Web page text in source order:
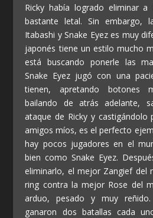
Ricky había logrado eliminar
bastante letal. Sin embargo,
Itabashi y Snake Eyez es muy
japonés tiene un estilo mucho
está buscando ponerle las
Snake Eyez jugó con una
tienen, apretando botones
bailando de atrás adelante,
ataque de Ricky y castigándolo
amigos míos, es el perfecto
hay pocos jugadores en el
bien como Snake Eyez.
eliminarlo, el mejor Zangief del
ring contra la mejor Rose del
arduo, pesado y muy reñido.
ganaron dos batallas cada